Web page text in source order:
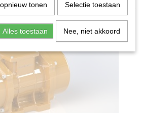
tonen Selectie toestaan
Alles toestaan Nee, niet akkoord